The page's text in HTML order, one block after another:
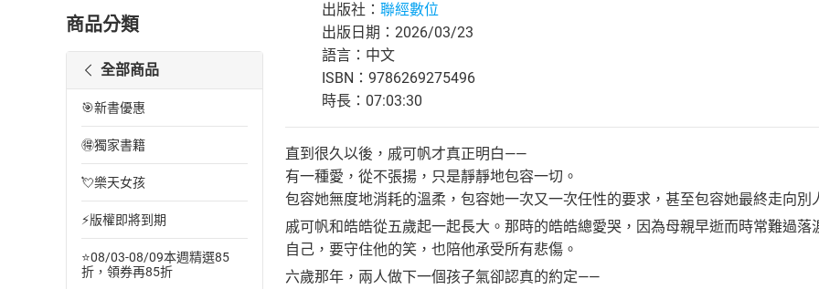
商品分類
全部商品
🎯新書優惠
🉐獨家書籍
💘樂天女孩
⚡版權即將到期
⭐08/03-08/09本週精選85
折，領券再85折
出版社： 聯經數位
出版日期：2026/03/23
語言：中文
ISBN：9786269275496
時長：07:03:30
直到很久以後，戚可帆才真正明白——
有一種愛，從不張揚，只是靜靜地包容一切。
包容她無度地消耗的溫柔，包容她一次又一次任性的要求，甚至包容她最終走向別
戚可帆和皓皓從五歲起一起長大。那時的皓皓總愛哭，因為母親早逝而時常難過
自己，要守住他的笑，也陪他承受所有悲傷。
六歲那年，兩人做下一個孩子氣卻認真的約定——